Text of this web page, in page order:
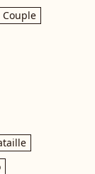
Couple